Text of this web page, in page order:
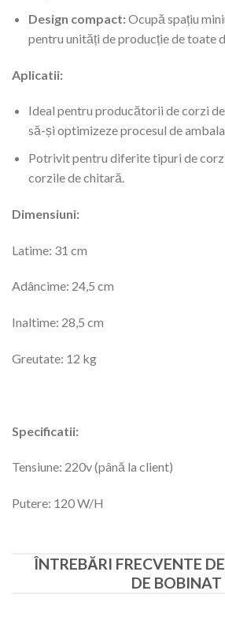
Design compact:Ocupă spațiu
pentru unități de producție de toate
Aplicatii:
Ideal pentru producătorii de corzi
să-și optimizeze procesul de
Potrivit pentru diferite tipuri de
corzile de chitară.
Dimensiuni:
Latime: 31 cm
Adâncime: 24,5 cm
Inaltime: 28,5 cm
Greutate: 12 kg
Specificatii:
Tensiune: 220v (până la client)
Putere: 120 W/H
ÎNTREBĂRI FRECVENTE
DE BOBINAT